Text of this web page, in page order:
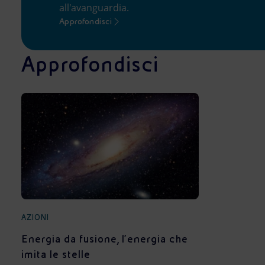
all'avanguardia.
Approfondisci
Approfondisci
AZIONI
Energia da fusione, l’energia che
imita le stelle